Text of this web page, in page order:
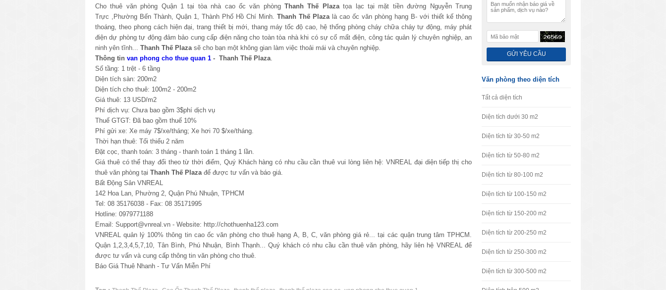
Cho thuê văn phòng Quận 1 tại tòa nhà cao ốc văn phòngThanh Thế Plazatọa lạc tại mặt tiền đường Nguyễn Trung
Trực ,Phường Bến Thành, Quận 1, Thành Phố Hồ Chí Minh. Thanh Thế Plaza là cao ốc văn phòng hạng B- với thiết kế thông
thoáng, theo phong cách hiện đại, trang thiết bị mới, thang máy tốc độ cao, hệ thống phòng cháy chữa cháy tự động, máy phát
điện dự phòng tự động đảm bảo cung cấp điện năng cho toàn tòa nhà khi có sự cố mất điện, công tác quản lý chuyên nghiệp, an
ninh yên tĩnh... Thanh Thế Plaza sẽ cho bạn một không gian làm việc thoải mái và chuyên nghiệp.
Thông tin van phong cho thue quan 1 - Thanh Thế Plaza
Số tầng: 1 trệt - 6 tầng
Diện tích sàn: 200m2
Diện tích cho thuê: 100m2 - 200m2
Giá thuê: 13 USD/m2
Phí dịch vụ: Chưa bao gồm 3$phí dịch vụ
Thuế GTGT: Đã bao gồm thuế 10%
Phí gửi xe: Xe máy 7$/xe/tháng; Xe hơi 70 $/xe/tháng.
Thời hạn thuê: Tối thiểu 2 năm
Đặt cọc, thanh toán: 3 tháng - thanh toán 1 tháng 1 lần.
Giá thuê có thể thay đổi theo từ thời điểm, Quý Khách hàng có nhu cầu cần thuê vui lòng liên hệ: VNREAL đại diện tiếp thị cho
thuê văn phòng tại Thanh Thế Plaza để được tư vấn và báo giá.
Bất Động Sản VNREAL
142 Hoa Lan, Phường 2, Quận Phú Nhuận, TPHCM
Tel: 08 35176038 - Fax: 08 35171995
Hotline: 0979771188
Email: Support@vnreal.vn - Website: http://chothuenha123.com
VNREAL quản lý 100% thông tin cao ốc văn phòng cho thuê hạng A, B, C, văn phòng giá rẻ... tại các quận trung tâm TPHCM.
Quận 1,2,3,4,5,7,10, Tân Bình, Phú Nhuận, Bình Thạnh... Quý khách có nhu cầu cần thuê văn phòng, hãy liên hệ VNREAL để
được tư vấn và cung cấp thông tin văn phòng cho thuê.
Báo Giá Thuê Nhanh - Tư Vấn Miễn Phí
Văn phòng theo diện tích
Tất cả diện tích
Diện tích dưới 30 m2
Diện tích từ 30-50 m2
Diện tích từ 50-80 m2
Diện tích từ 80-100 m2
Diện tích từ 100-150 m2
Diện tích từ 150-200 m2
Diện tích từ 200-250 m2
Diện tích từ 250-300 m2
Diện tích từ 300-500 m2